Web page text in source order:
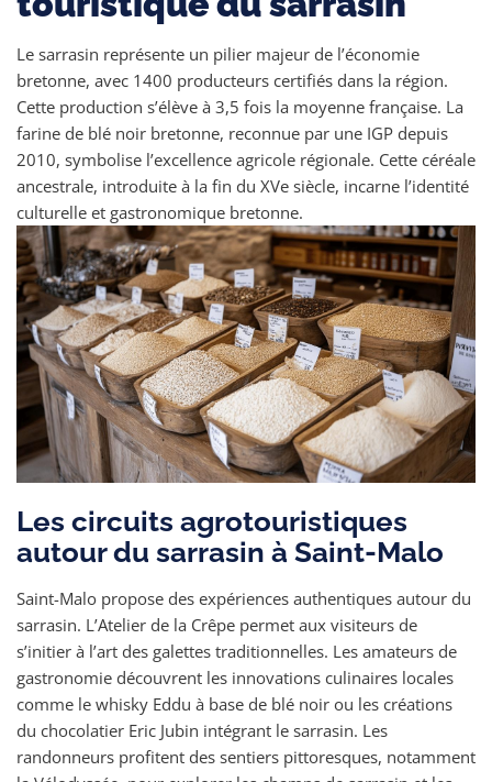
Le sarrasin représente un pilier majeur de l’économie
bretonne, avec 1400 producteurs certifiés dans la région.
Cette production s’élève à 3,5 fois la moyenne française. La
farine de blé noir bretonne, reconnue par une IGP depuis
2010, symbolise l’excellence agricole régionale. Cette céréale
ancestrale, introduite à la fin du XVe siècle, incarne l’identité
culturelle et gastronomique bretonne.
Les circuits agrotouristiques
autour du sarrasin à Saint-Malo
Saint-Malo propose des expériences authentiques autour du
sarrasin. L’Atelier de la Crêpe permet aux visiteurs de
s’initier à l’art des galettes traditionnelles. Les amateurs de
gastronomie découvrent les innovations culinaires locales
comme le whisky Eddu à base de blé noir ou les créations
du chocolatier Eric Jubin intégrant le sarrasin. Les
randonneurs profitent des sentiers pittoresques, notamment